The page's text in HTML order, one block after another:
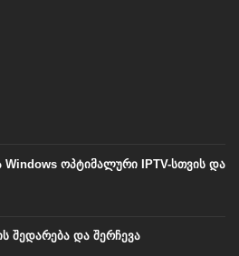
ოპტიმალური IPTV-სთვის და
შედარება და შერჩევა